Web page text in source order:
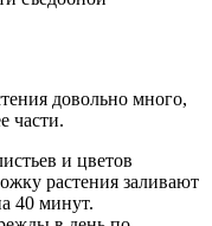
довольно много,
части.
и цветов
растения заливают
40 минут.